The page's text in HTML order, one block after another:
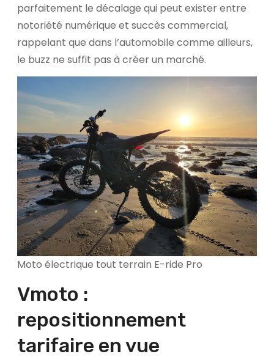
parfaitement le décalage qui peut exister entre
notoriété numérique et succès commercial,
rappelant que dans l’automobile comme ailleurs,
le buzz ne suffit pas à créer un marché.
Moto électrique tout terrain E-ride Pro
Vmoto :
repositionnement
tarifaire en vue